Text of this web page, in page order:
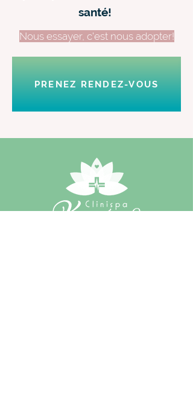
santé!
Nous essayer, c’est nous adopter!
PRENEZ RENDEZ-VOUS